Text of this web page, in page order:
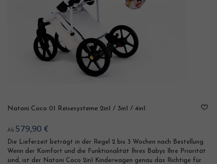
Natoni Coco 01 Reisesysteme 2in1 / 3in1 / 4in1
Ab 579,90 €
Die Lieferzeit beträgt in der Regel 2 bis 3 Wochen nach Bestellung
Wenn der Komfort und die Funktionalität Ihres Babys Ihre Priorität
sind, ist der Natoni Coco 2in1 Kinderwagen genau das Richtige für